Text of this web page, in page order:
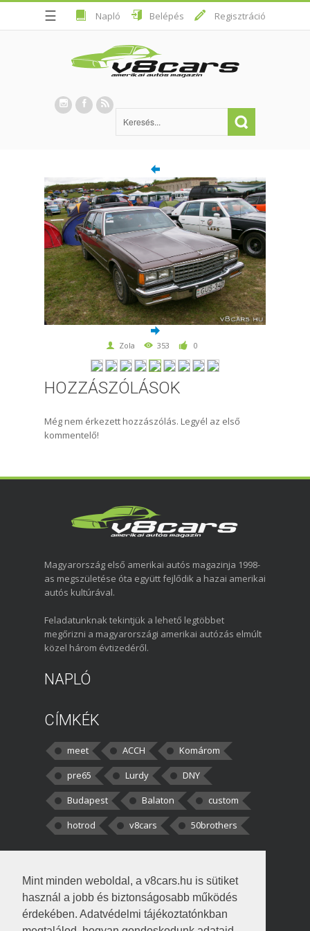
Mint minden weboldal, a v8cars.hu is sütiket
használ a jobb és biztonságosabb működés
érdekében. Adatvédelmi tájékoztatónkban
☰ Napló Belépés Regisztráció
Zola 353 0
HOZZÁSZÓLÁSOK
Még nem érkezett hozzászólás. Legyél az első
kommentelő!
Magyarország első amerikai autós magazinja 1998-
as megszületése óta együtt fejlődik a hazai amerikai
autós kultúrával.
Feladatunknak tekintjük a lehető legtöbbet
megőrizni a magyarországi amerikai autózás elmúlt
közel három évtizedéről.
NAPLÓ
CÍMKÉK
meet ACCH
Komárom
pre65
Lurdy
DNY
Budapest
Balaton
custom
hotrod
v8cars 50brothers
kortisz:Elszúrtam! Én csak két
darabbaal számoltam. Nem tudtam, hogy fél autót,